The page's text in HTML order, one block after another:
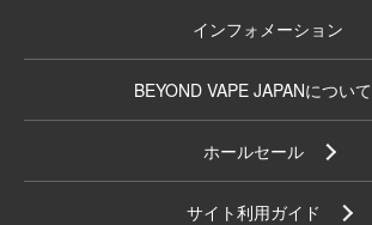
インフォメーション
BEYOND VAPE JAPANについて
ホールセール
サイト利用ガイド